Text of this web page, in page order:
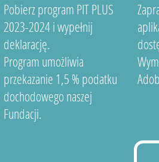
Pobierz program PIT PLUS
2023-2024 i wypełnij
deklarację.
Program umożliwia
przekazanie 1,5 % podatku
dochodowego naszej
Fundacji.